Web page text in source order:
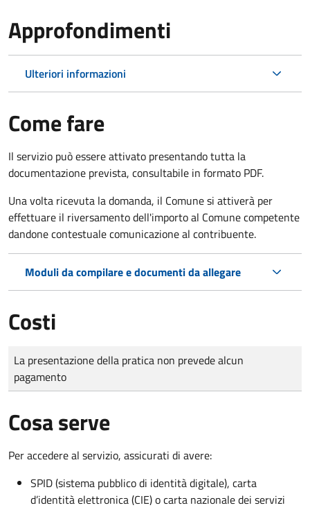
Approfondimenti
Ulteriori informazioni
Come fare
Il servizio può essere attivato presentando tutta la
documentazione prevista, consultabile in formato PDF.
Una volta ricevuta la domanda, il Comune si attiverà per
effettuare il riversamento dell'importo al Comune competente
dandone contestuale comunicazione al contribuente.
Moduli da compilare e documenti da allegare
Costi
Tipo di pagamento
Importo
La presentazione della pratica non prevede alcun
pagamento
Cosa serve
Per accedere al servizio, assicurati di avere:
SPID (sistema pubblico di identità digitale), carta
d’identità elettronica (CIE) o carta nazionale dei servizi